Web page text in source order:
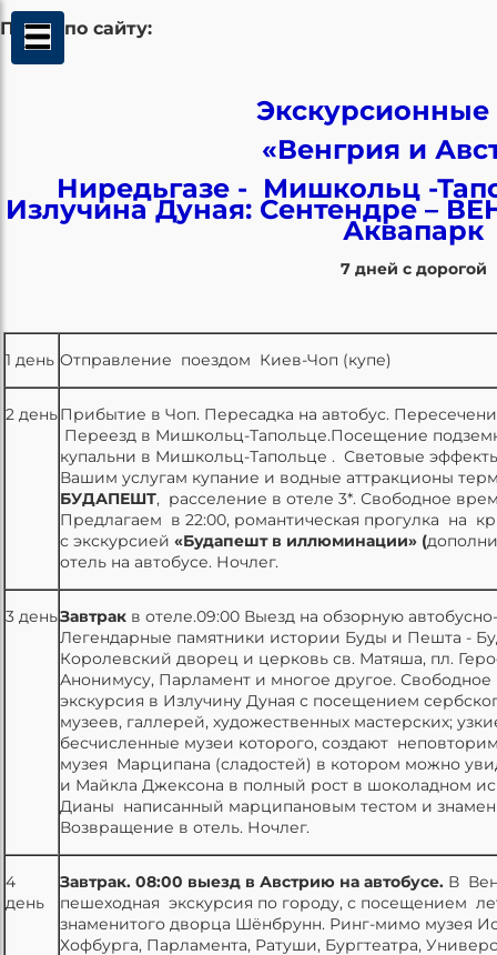
Поиск по сайту:
Экскурсионные
«Венгрия и
Ниредьгазе - Мишкольц -
Излучина Дуная: Сентендре –
Аквапарк
7 дней с дорогой
1 день Oтправление поездом Киев-Чоп (купе)
2 деньПрибытие в Чоп. Пересадка на автобус.
Переезд в Мишкольц-Тапольце.Посещение
купальни в Мишкольц-Тапольце . Световые
Вашим услугам купание и водные аттракционы
БУДАПЕШТ, расселение в отеле 3*. Свободное
Предлагаем в 22:00, романтическая прогулка на
с экскурсией «Будапешт в иллюминации» (
отель на автобусе. Ночлег.
3 деньЗавтрак в отеле.09:00 Выезд на обзорную
Легендарные памятники истории Буды и Пешта -
Королевский дворец и церковь св. Матяша, пл.
Анонимусу, Парламент и многое другое.
экскурсия в Излучину Дуная с посещением
музеев, галлерей, художественных мастерских;
бесчисленные музеи которого, создают
музея Марципана (сладостей) в котором можно
и Майкла Джексона в полный рост в шоколадном
Дианы написанный марципановым тестом и
Возвращение в отель. Ночлег.
4
день
Завтрак. 08:00 выезд в Австрию на автобусе. В
пешеходная экскурсия по городу, с посещением
знаменитого дворца Шёнбрунн. Ринг-мимо музея
Хофбурга, Парламента, Ратуши, Бургтеатра,